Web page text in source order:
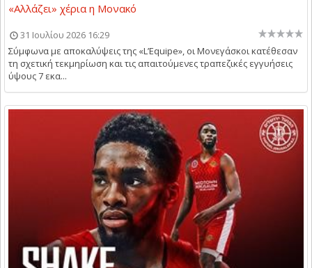
«Αλλάζει» χέρια η Μονακό
31 Ιουλίου 2026 16:29
Σύμφωνα με αποκαλύψεις της «L’Equipe», οι Μονεγάσκοι κατέθεσαν
τη σχετική τεκμηρίωση και τις απαιτούμενες τραπεζικές εγγυήσεις
ύψους 7 εκα...